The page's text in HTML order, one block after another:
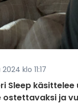
klo 11:17
Sleep
ja